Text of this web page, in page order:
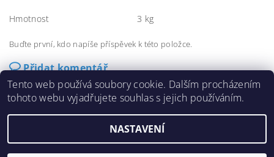
Hmotnost 3 kg
Buďte první, kdo napíše příspěvek k této položce.
Přidat komentář
2026 ©Sandez, všechna práva vyhrazena
Tento web používá soubory cookie. Dalším procházením
tohoto webu vyjadřujete souhlas s jejich používáním.
NASTAVENÍ